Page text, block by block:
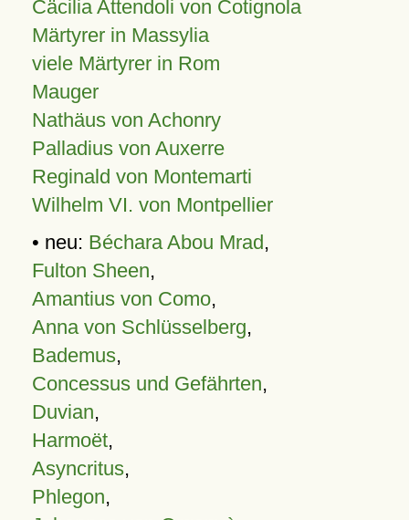
Cäcilia Attendoli von Cotignola
Märtyrer in Massylia
viele Märtyrer in Rom
Mauger
Nathäus von Achonry
Palladius von Auxerre
Reginald von Montemarti
Wilhelm VI. von Montpellier
• neu: Béchara Abou Mrad,
Fulton Sheen,
Amantius von Como,
Anna von Schlüsselberg,
Bademus,
Concessus und Gefährten,
Duvian,
Harmoët,
Asyncritus,
Phlegon,